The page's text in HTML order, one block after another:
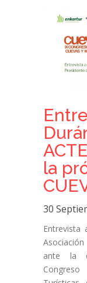
la
30
Entrevista
ante la